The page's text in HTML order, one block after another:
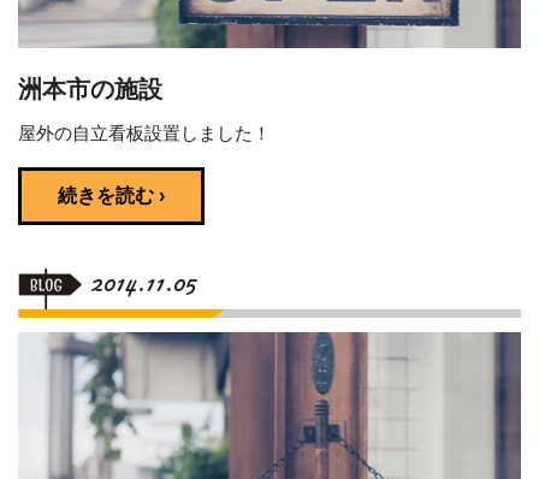
洲本市の施設
屋外の自立看板設置しました！
続きを読む ›
2014.11.05